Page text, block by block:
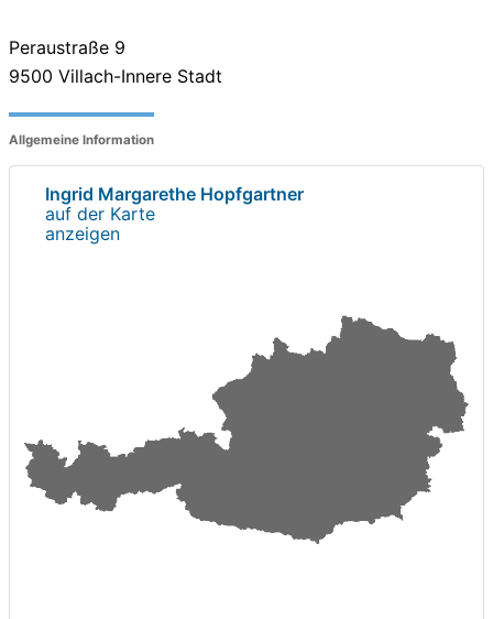
Peraustraße 9
9500 Villach-Innere Stadt
Allgemeine Information
Ingrid Margarethe Hopfgartner
auf der Karte
anzeigen